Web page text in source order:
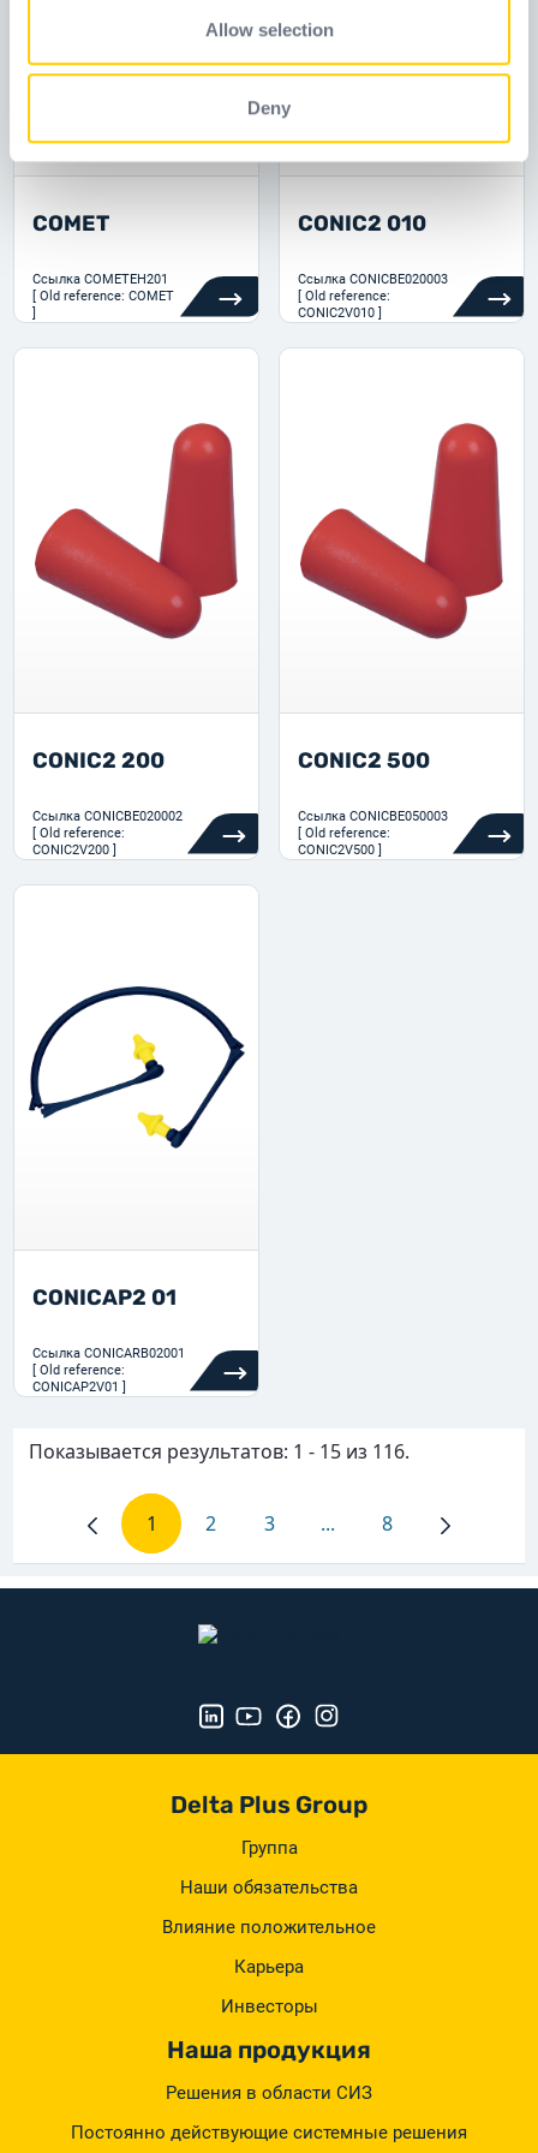
provided to them or that they’ve collected from your use
Allow selection
Deny
COMET
Ссылка COMETEH201
[ Old reference: COMET
]
CONIC2 010
Ссылка CONICBE020003
[ Old reference:
CONIC2V010 ]
CONIC2 200
Ссылка CONICBE020002
[ Old reference:
CONIC2V200 ]
CONIC2 500
Ссылка CONICBE050003
[ Old reference:
CONIC2V500 ]
CONICAP2 01
Ссылка CONICARB02001
[ Old reference:
CONICAP2V01 ]
Показывается результатов: 1 - 15 из 116.
Страница
1 Страница
2 Страница
3 ...Промежуточные
Страница
8
Delta Plus Group
Группа
Наши обязательства
Влияние положительное
Карьера
Инвесторы
Наша продукция
Решения в области СИЗ
Постоянно действующие системные решения